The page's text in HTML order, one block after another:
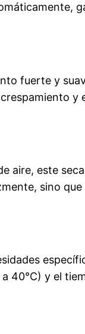
fuerte y
aire, este
sino
y el